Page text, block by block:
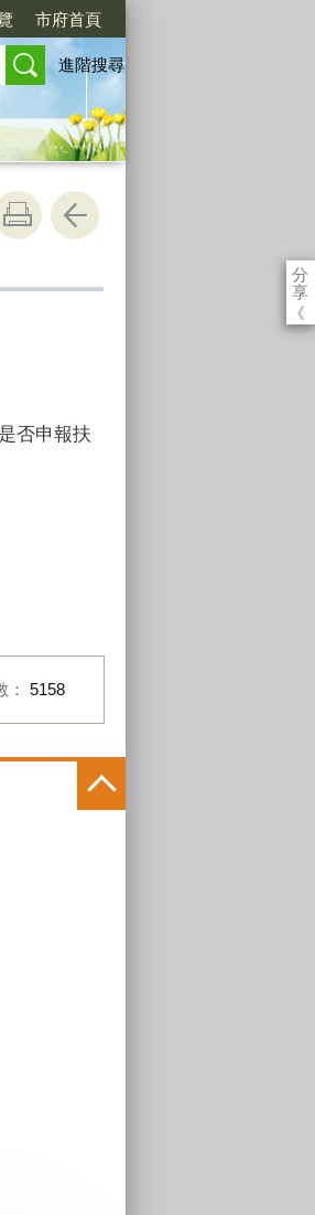
市府首頁
進階搜尋
分
享
《
否申報扶
： 5158